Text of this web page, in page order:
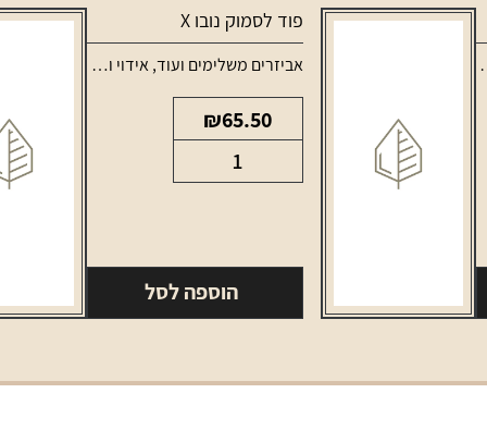
פוד לסמוק נובו X
אביזרים משלימים ועוד,אידוי ונרגילות
₪65.50
של
נובו
הוספה לסל